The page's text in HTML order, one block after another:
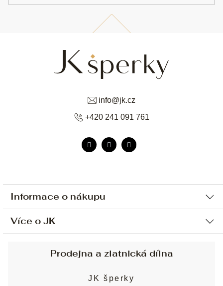
Informace o nákupu
Ochrana osobních údajů
Sjednání osobní schůzky
Obchodní podmínky
Více o JK
info@jk.cz
+420 241 091 761
Prodejna a zlatnická dílna
JK šperky